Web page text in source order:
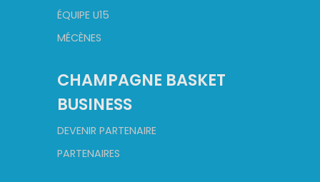
ÉQUIPE U15
MÉCÈNES
CHAMPAGNE BASKET
BUSINESS
DEVENIR PARTENAIRE
PARTENAIRES